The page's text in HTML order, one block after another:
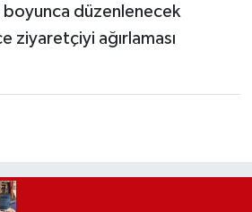
düzenlenecek
ziyaretçiyi ağırlaması